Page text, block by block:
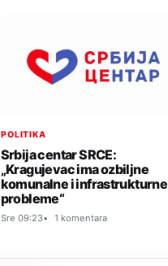
POLITIKA
Srbija centar SRCE:
„Kragujevac ima ozbiljne
komunalne i infrastrukturne
probleme“
Sre 09:23 1 komentara